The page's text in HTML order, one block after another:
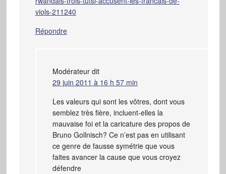
viols-211240
Répondre
Modérateur dit
29 juin 2011 à 16 h 57 min
Les valeurs qui sont les vôtres, dont vous
semblez très fière, incluent-elles la
mauvaise foi et la caricature des propos de
Bruno Gollnisch? Ce n’est pas en utilisant
ce genre de fausse symétrie que vous
faites avancer la cause que vous croyez
défendre